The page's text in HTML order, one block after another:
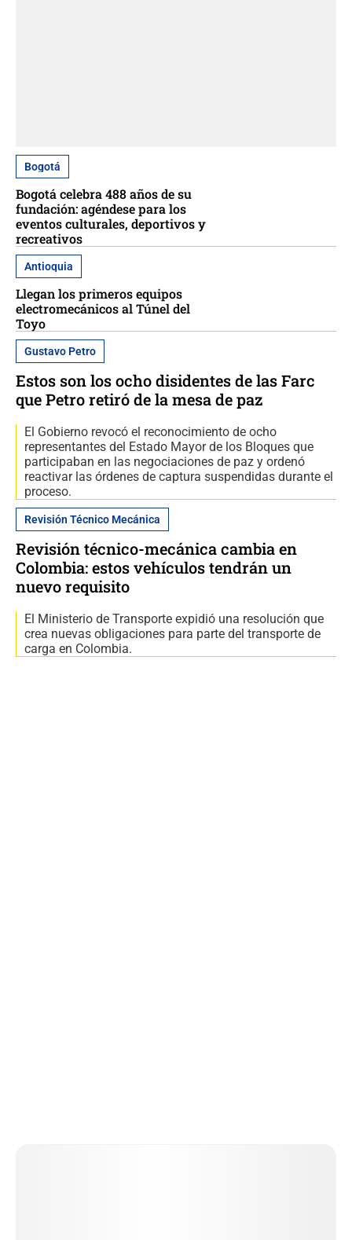
Bogotá
Bogotá celebra 488 años de su
fundación: agéndese para los
eventos culturales, deportivos y
recreativos
Antioquia
Llegan los primeros equipos
electromecánicos al Túnel del
Toyo
Gustavo Petro
Estos son los ocho disidentes de las Farc
que Petro retiró de la mesa de paz
El Gobierno revocó el reconocimiento de ocho
representantes del Estado Mayor de los Bloques que
participaban en las negociaciones de paz y ordenó
reactivar las órdenes de captura suspendidas durante el
proceso.
Revisión Técnico Mecánica
Revisión técnico-mecánica cambia en
Colombia: estos vehículos tendrán un
nuevo requisito
El Ministerio de Transporte expidió una resolución que
crea nuevas obligaciones para parte del transporte de
carga en Colombia.